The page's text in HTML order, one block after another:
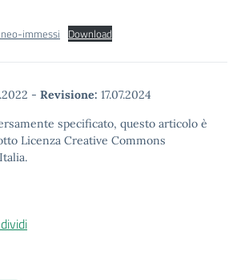
immessi Download
- Revisione: 17.07.2024
specificato, questo articolo è
Licenza Creative Commons